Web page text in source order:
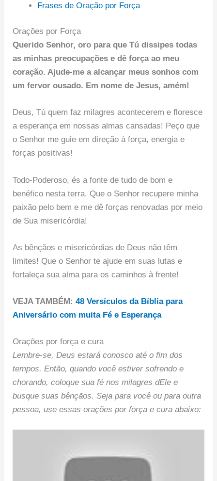
Frases de Oração por Força
Orações por Força
Querido Senhor, oro para que Tú dissipes todas
as minhas preocupações e dê força ao meu
coração. Ajude-me a alcançar meus sonhos com
um fervor ousado. Em nome de Jesus, amém!
Deus, Tú quem faz milagres acontecerem e floresce
a esperança em nossas almas cansadas! Peço que
o Senhor me guie em direção à força, energia e
forças positivas!
Todo-Poderoso, és a fonte de tudo de bom e
benéfico nesta terra. Que o Senhor recupere minha
paixão pelo bem e me dê forças renovadas por meio
de Sua misericórdia!
As bênçãos e misericórdias de Deus não têm
limites! Que o Senhor te ajude em suas lutas e
fortaleça sua alma para os caminhos à frente!
VEJA TAMBÉM:48 Versículos da Bíblia para
Aniversário com muita Fé e Esperança
Orações por força e cura
Lembre-se, Deus estará conosco até o fim dos
tempos. Então, quando você estiver sofrendo e
chorando, coloque sua fé nos milagres dEle e
busque suas bênçãos. Seja para você ou para outra
pessoa, use essas orações por força e cura abaixo: